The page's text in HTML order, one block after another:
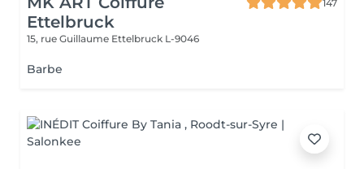
Ettelbruck
147
15, rue Guillaume Ettelbruck L-9046
Barbe